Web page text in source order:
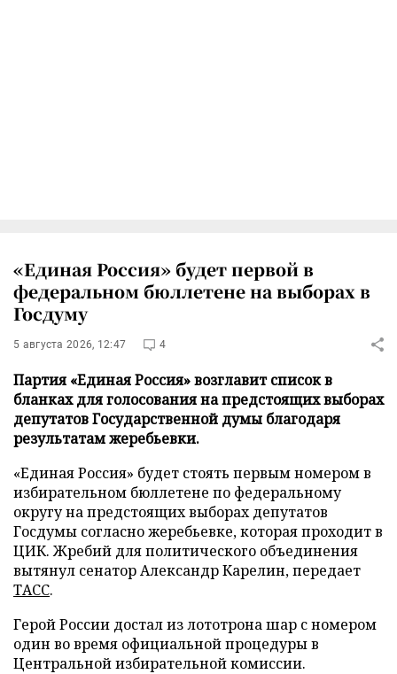
«Единая Россия» будет первой в
федеральном бюллетене на выборах в
Госдуму
5 августа 2026, 12:47 4
Партия «Единая Россия» возглавит список в
бланках для голосования на предстоящих выборах
депутатов Государственной думы благодаря
результатам жеребьевки.
«Единая Россия» будет стоять первым номером в
избирательном бюллетене по федеральному
округу на предстоящих выборах депутатов
Госдумы согласно жеребьевке, которая проходит в
ЦИК. Жребий для политического объединения
вытянул сенатор Александр Карелин, передает
ТАСС.
Герой России достал из лототрона шар с номером
один во время официальной процедуры в
Центральной избирательной комиссии.